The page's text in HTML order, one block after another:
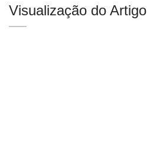
Visualização do Artigo